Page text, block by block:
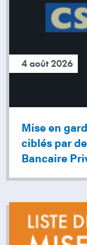
4 août 2026
Mise en
ciblés par
Bancaire